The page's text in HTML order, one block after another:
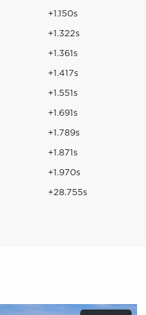
+1.150s
+1.322s
+1.361s
+1.417s
+1.551s
+1.691s
+1.789s
+1.871s
+1.970s
+28.755s